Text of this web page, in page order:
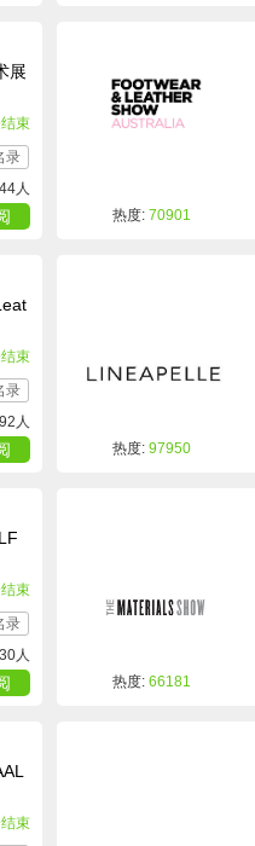
展
束
录
人
热度: 70901
束
录
人
热度: 97950
束
录
人
热度: 66181
束